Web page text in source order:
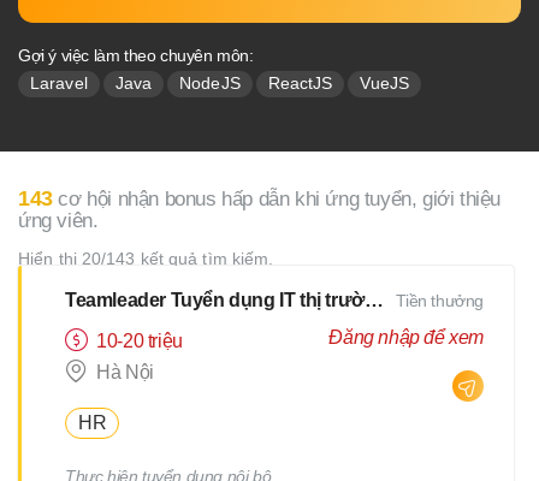
Gợi ý việc làm theo chuyên môn:
Laravel Java NodeJS ReactJS VueJS
143cơ hội nhận bonus hấp dẫn khi ứng tuyển, giới thiệu
ứng viên.
Hiển thị 20/143 kết quả tìm kiếm.
Teamleader Tuyển dụng IT thị trường Nhật
10-20 triệu
Hà Nội
HR
Thực hiện tuyển dụng nội bộ
Tiền thưởng
Đăng nhập để xem